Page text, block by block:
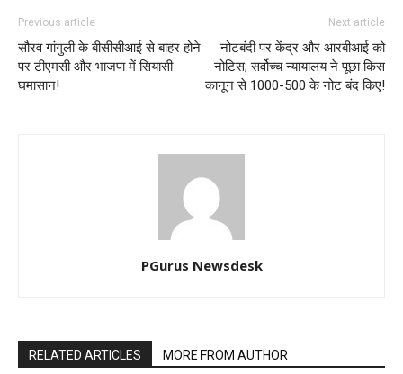
Previous article
सौरव गांगुली के बीसीसीआई से बाहर होने
पर टीएमसी और भाजपा में सियासी
घमासान!
Next article
नोटबंदी पर केंद्र और आरबीआई को
नोटिस; सर्वोच्च न्यायालय ने पूछा किस
कानून से 1000-500 के नोट बंद किए!
PGurus Newsdesk
RELATED ARTICLES MORE FROM AUTHOR